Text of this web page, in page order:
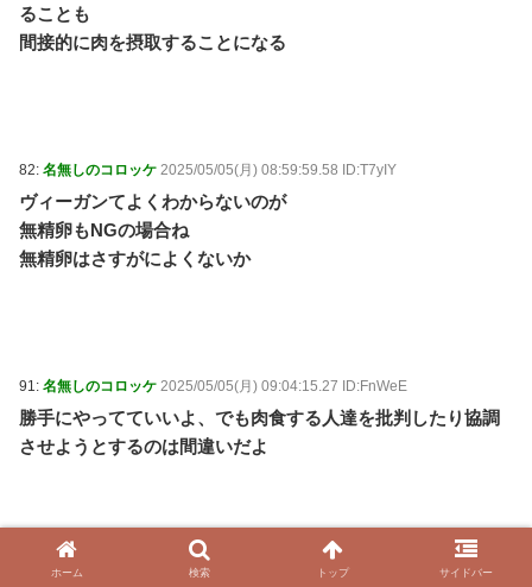
ることも
間接的に肉を摂取することになる
82: 名無しのコロッケ 2025/05/05(月) 08:59:59.58 ID:T7yIY
ヴィーガンてよくわからないのが
無精卵もNGの場合ね
無精卵はさすがによくないか
91: 名無しのコロッケ 2025/05/05(月) 09:04:15.27 ID:FnWeE
勝手にやってていいよ、でも肉食する人達を批判したり協調
させようとするのは間違いだよ
名無しのコロッケ 2025/05/05(月) 09:05:09.68 ID:JLy9e
ホーム 検索 トップ サイドバー